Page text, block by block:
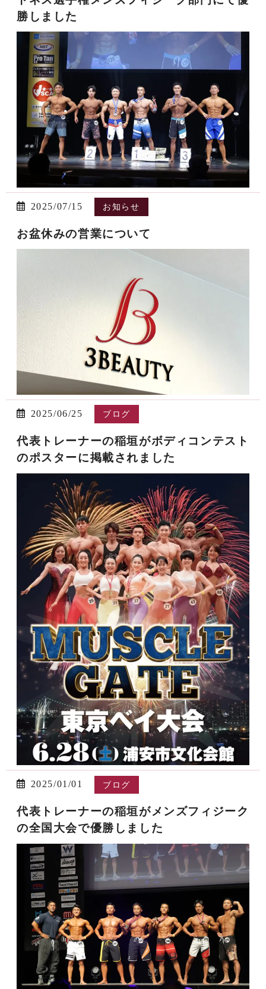
勝しました
2025/07/15 お知らせ
お盆休みの営業について
2025/06/25 ブログ
代表トレーナーの稲垣がボディコンテスト
のポスターに掲載されました
2025/01/01 ブログ
代表トレーナーの稲垣がメンズフィジーク
の全国大会で優勝しました